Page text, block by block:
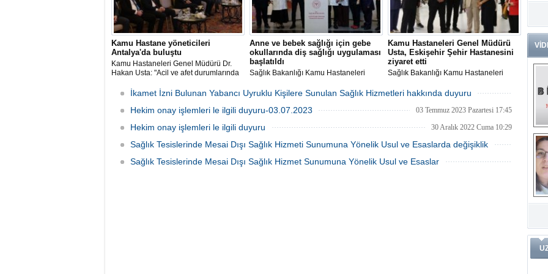
Kamu Hastane yöneticileri
Antalya'da buluştu
Kamu Hastaneleri Genel Müdürü Dr.
Hakan Usta: "Acil ve afet durumlarında
dinamik ve hazır bir duruma gelmesi
Anne ve bebek sağlığı için gebe
okullarında diş sağlığı uygulaması
başlatıldı
Sağlık Bakanlığı Kamu Hastaneleri
okullarında başlatılan diş sağlığı
uygulamasıyla 4 bin 555 gebeye
ulaştıklarını, ağız ve diş sağlığı
kontrollerini yaptıklarını söyledi.
Kamu Hastaneleri Genel Müdürü
Usta, Eskişehir Şehir Hastanesini
ziyaret etti
Sağlık Bakanlığı Kamu Hastaneleri
Şehir Hastanesinde incelemelerde
İkamet İzni Bulunan Yabancı Uyruklu Kişilere Sunulan Sağlık Hizmetleri hakkında duyuru
10 Temmuz 2024 Çarşamba 14:39
Hekim onay işlemleri le ilgili duyuru-03.07.2023 03 Temmuz 2023 Pazartesi 17:45
Hekim onay işlemleri le ilgili duyuru 30 Aralık 2022 Cuma 10:29
Sağlık Tesislerinde Mesai Dışı Sağlık Hizmeti Sunumuna Yönelik Usul ve Esaslarda değişiklik
03 Aralık 2022 Cumartesi 15:40
Sağlık Tesislerinde Mesai Dışı Sağlık Hizmet Sunumuna Yönelik Usul ve Esaslar